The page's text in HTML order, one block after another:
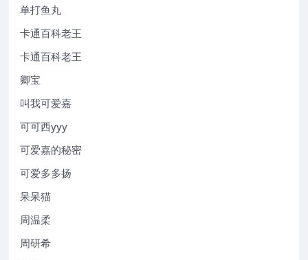
单打鱼丸
卡通百科老王
卡通百科老王
卿宝
叫我可爱嘉
可可西yyy
可爱嘉的秘密
可爱多多扬
呆呆猫
周温柔
周研希